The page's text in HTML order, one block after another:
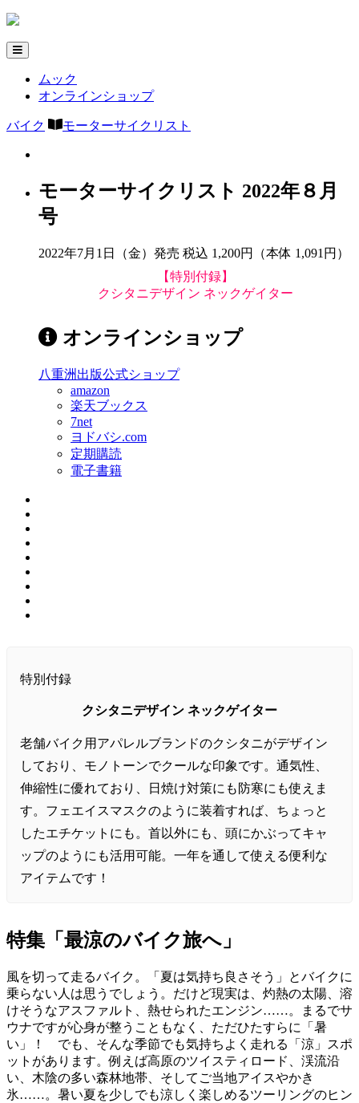
ムック
オンラインショップ
バイク モーターサイクリスト
モーターサイクリスト 2022年８月
号
2022年7月1日（金）発売 税込 1,200円（本体 1,091円）
【特別付録】
クシタニデザイン ネックゲイター
オンラインショップ
八重洲出版公式ショップ
amazon
楽天ブックス
7net
ヨドバシ.com
定期購読
電子書籍
特別付録
クシタニデザイン ネックゲイター
老舗バイク用アパレルブランドのクシタニがデザイン
しており、モノトーンでクールな印象です。通気性、
伸縮性に優れており、日焼け対策にも防寒にも使えま
す。フェエイスマスクのように装着すれば、ちょっと
したエチケットにも。首以外にも、頭にかぶってキャ
ップのようにも活用可能。一年を通して使える便利な
アイテムです！
特集「最涼のバイク旅へ」
風を切って走るバイク。「夏は気持ち良さそう」とバイクに
乗らない人は思うでしょう。だけど現実は、灼熱の太陽、溶
けそうなアスファルト、熱せられたエンジン……。まるでサ
ウナですが心身が整うこともなく、ただひたすらに「暑
い」！ でも、そんな季節でも気持ちよく走れる「涼」スポ
ットがあります。例えば高原のツイスティロード、渓流沿
い、木陰の多い森林地帯、そしてご当地アイスやかき
氷……。暑い夏を少しでも涼しく楽しめるツーリングのヒン